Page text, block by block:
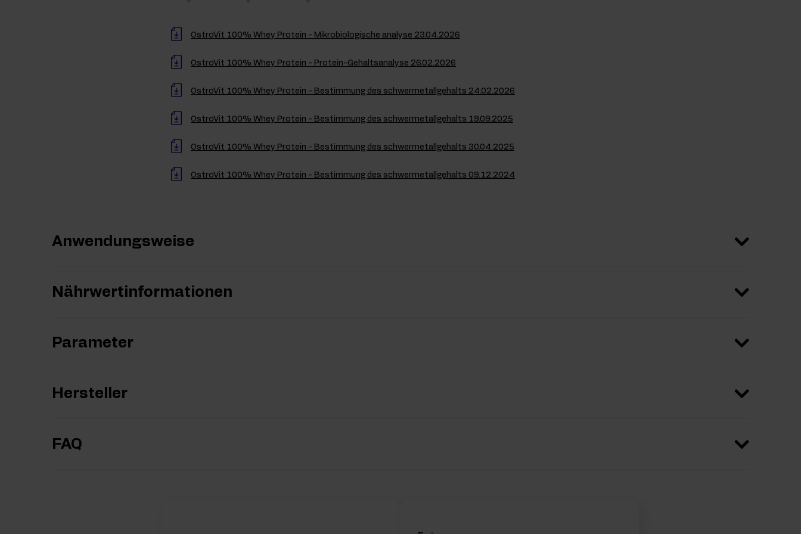
OstroVit 100% Whey Protein - Mikrobiologische analyse 23.04.2026
OstroVit 100% Whey Protein - Protein-Gehaltsanalyse 26.02.2026
OstroVit 100% Whey Protein - Bestimmung des schwermetallgehalts 24.02.2026
OstroVit 100% Whey Protein - Bestimmung des schwermetallgehalts 19.09.2025
OstroVit 100% Whey Protein - Bestimmung des schwermetallgehalts 30.04.2025
OstroVit 100% Whey Protein - Bestimmung des schwermetallgehalts 09.12.2024
Anwendungsweise
Nährwertinformationen
Parameter
Hersteller
FAQ